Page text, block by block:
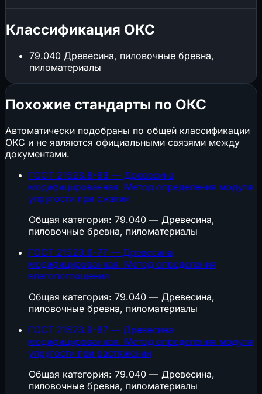
Классификация ОКС
79.040 Древесина, пиловочные бревна,
пиломатериалы
Похожие стандарты по ОКС
Автоматически подобраны по общей классификации
ОКС и не являются официальными связями между
документами.
ГОСТ 21523.8-93 — Древесина
модифицированная. Метод определения модуля
упругости при сжатии
Общая категория: 79.040 — Древесина,
пиловочные бревна, пиломатериалы
ГОСТ 21523.6-77 — Древесина
модифицированная. Метод определения
влагопоглощения
Общая категория: 79.040 — Древесина,
пиловочные бревна, пиломатериалы
ГОСТ 21523.9-87 — Древесина
модифицированная. Метод определения модуля
упругости при растяжении
Общая категория: 79.040 — Древесина,
пиловочные бревна, пиломатериалы